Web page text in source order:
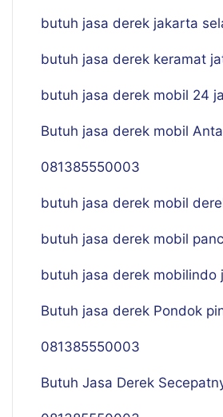
butuh jasa derek jakarta
butuh jasa derek keramat
butuh jasa derek mobil 24
Butuh jasa derek mobil
081385550003
butuh jasa derek mobil
butuh jasa derek mobil
butuh jasa derek mobilindo
Butuh jasa derek Pondok
081385550003
Butuh Jasa Derek